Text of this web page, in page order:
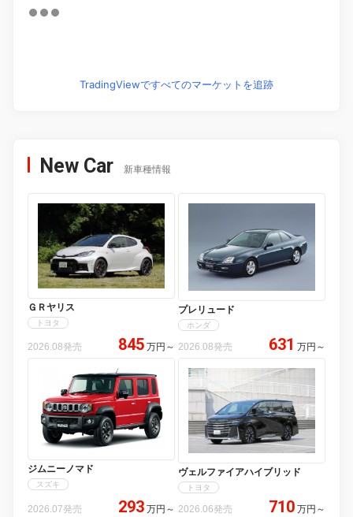
TradingViewですべてのマーケットを追跡
New Car 新車種情報
ＧＲヤリス
トヨタ
2026.08発売 845 万円 ～
プレリュード
ホンダ
2026.08発売 631 万円 ～
ジムニーノマド
スズキ
2026.07発売 293 万円 ～
ヴェルファイアハイブリッド
トヨタ
2026.06発売 710 万円 ～